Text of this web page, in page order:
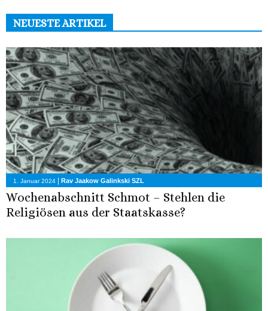
NEUESTE ARTIKEL
1. Januar 2024 Rav Jaakow Galinkski SZL
Wochenabschnitt Schmot – Stehlen die
Religiösen aus der Staatskasse?